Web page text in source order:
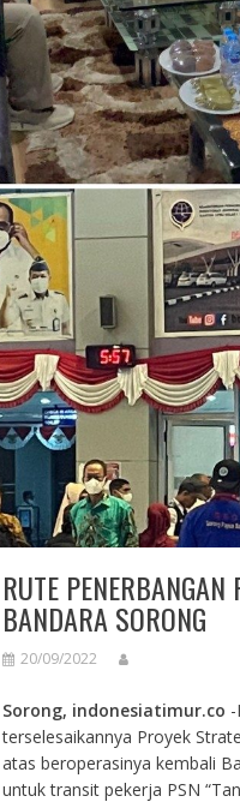
RUTE
BANDARA SORONG
20/09/2022
Sorong, indonesiatimur.co
terselesaikannya Proyek
atas beroperasinya kembali
untuk transit pekerja PSN